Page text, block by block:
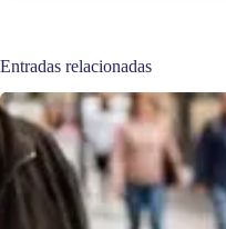
Entradas relacionadas